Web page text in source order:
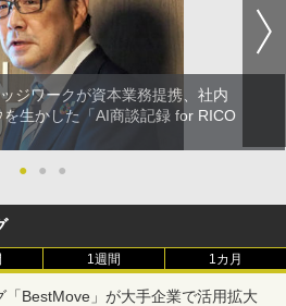
ジワークが資本業務提携、社内
生かした「AI商談記録 for RICO
●
● ●
1週間 1カ月
「BestMove」が大手企業で活用拡大